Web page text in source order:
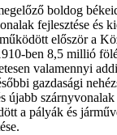
boldog
fejlesztése és
először a
ben 8,5 millió
valamennyi
gazdasági
újabb
a pályák és